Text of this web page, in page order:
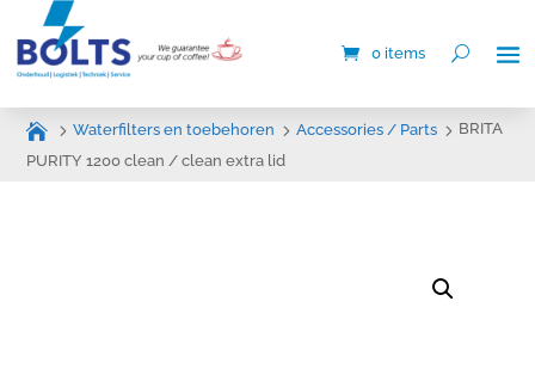
0 items
Waterfilters en toebehoren Accessories / Parts
BRITA
PURITY 1200 clean / clean extra lid